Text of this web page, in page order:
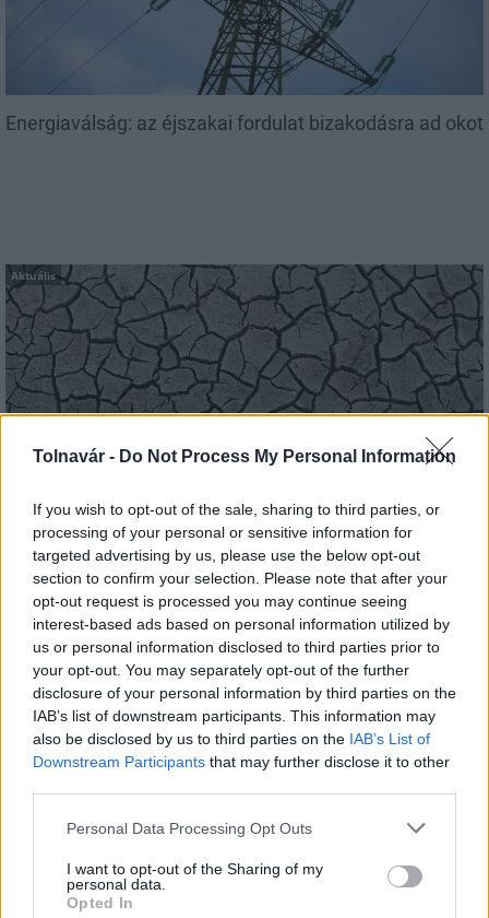
Tolnavár - Do Not Process My Personal Information
If you wish to opt-out of the sale, sharing to third parties, or
processing of your personal or sensitive information for
targeted advertising by us, please use the below opt-out
section to confirm your selection. Please note that after your
opt-out request is processed you may continue seeing
interest-based ads based on personal information utilized by
us or personal information disclosed to third parties prior to
your opt-out. You may separately opt-out of the further
disclosure of your personal information by third parties on the
IAB’s list of downstream participants. This information may
also be disclosed by us to third parties on the IAB’s List of
Downstream Participants that may further disclose it to other
Please note that this website/app uses one or more Google
not limited to your visit or usage behaviour. You may click to
grant or deny consent to Google and its third-party tags to
Personal Data Processing Opt Outs
I want to opt-out of the Sharing of my
personal data.
Opted In
Energiaválság: az éjszakai fordulat bizakodásra ad okot
Aktuális
Paks: hétfőn és talán még kedden üzemben tartható
MAGYAR ÉPÍTŐK
Mi épül?